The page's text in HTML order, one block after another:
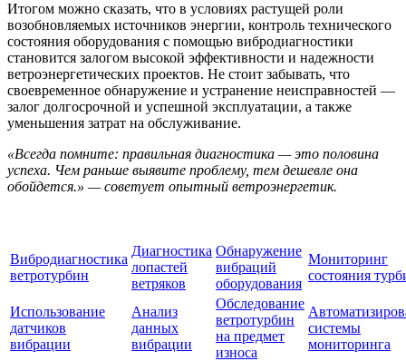
Итогом можно сказать, что в условиях растущей роли
возобновляемых источников энергии, контроль технического
состояния оборудования с помощью вибродиагностики
становится залогом высокой эффективности и надежности
ветроэнергетических проектов. Не стоит забывать, что
своевременное обнаружение и устранение неисправностей —
залог долгосрочной и успешной эксплуатации, а также
уменьшения затрат на обслуживание.
«Всегда помните: правильная диагностика — это половина
успеха. Чем раньше выявите проблему, тем дешевле она
обойдется.» — советует опытный ветроэнергетик.
Вибродиагностика
ветротурбин
Диагностика
лопастей
ветряков
Обнаружение
вибраций
оборудования
Мониторинг
состояния
Использование
датчиков
вибрации
Анализ
данных
вибрации
Обследование
ветротурбин
на предмет
износа
системы
мониторинга